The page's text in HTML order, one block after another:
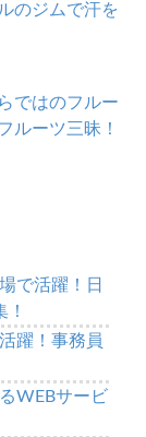
のジムで汗を
ではのフルー
ルーツ三昧！
で活躍！日
躍！事務員
WEBサービ